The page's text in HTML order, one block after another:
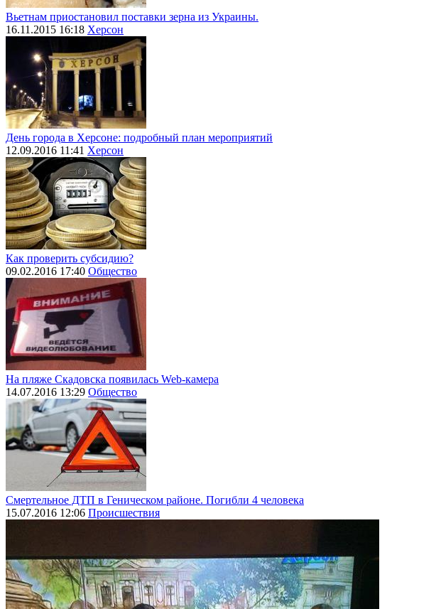
Вьетнам приостановил поставки зерна из Украины.
16.11.2015 16:18 Херсон
День города в Херсоне: подробный план мероприятий
12.09.2016 11:41 Херсон
Как проверить субсидию?
09.02.2016 17:40 Общество
На пляже Скадовска появилась Web-камера
14.07.2016 13:29 Общество
Смертельное ДТП в Геническом районе. Погибли 4 человека
15.07.2016 12:06 Происшествия